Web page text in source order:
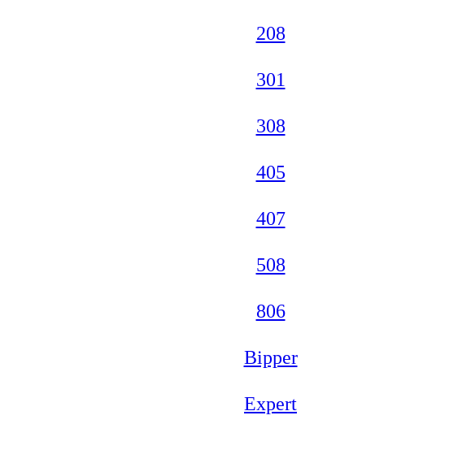
208
301
308
405
407
508
806
Bipper
Expert